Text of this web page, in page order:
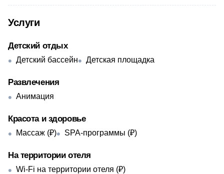
Услуги
Детский отдых
Детский бассейн Детская площадка
Развлечения
Анимация
Красота и здоровье
Массаж (₽) SPA-программы (₽)
На территории отеля
Wi-Fi на территории отеля (₽)